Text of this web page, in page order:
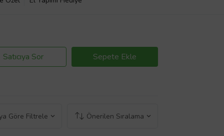
Satıcıya Sor Sepete Ekle
Göre Filtrele Önerilen Sıralama